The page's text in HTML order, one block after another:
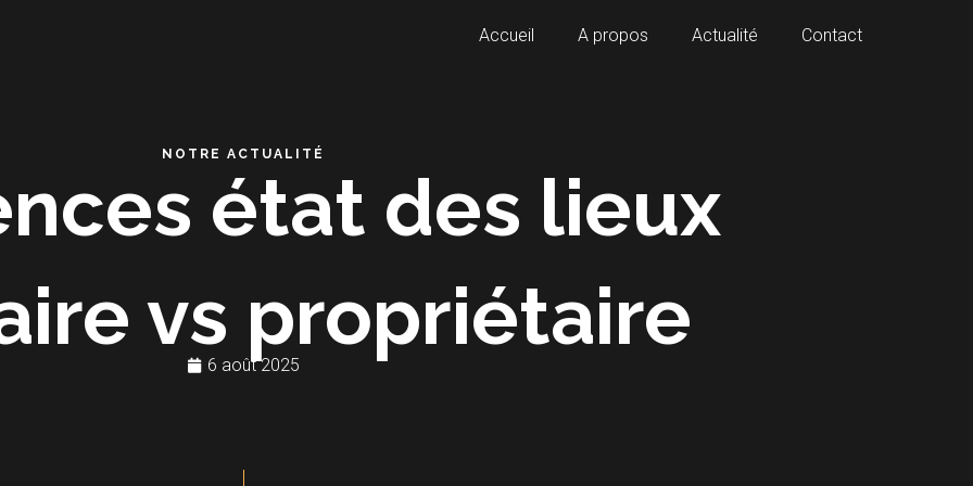
Accueil A propos Actualité Contact
NOTRE ACTUALITÉ
état des lieux
vs propriétaire
6 août 2025